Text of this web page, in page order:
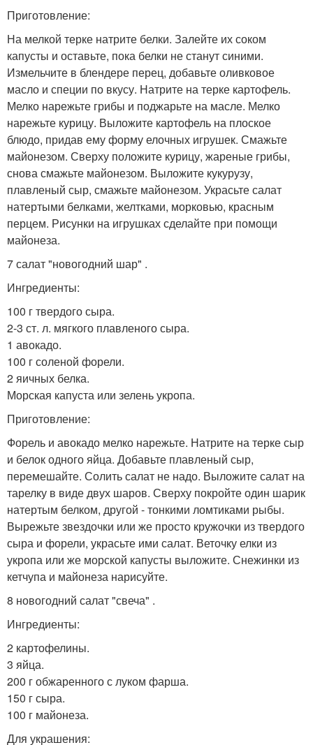
Приготовление:
На мелкой терке натрите белки. Залейте их соком
капусты и оставьте, пока белки не станут синими.
Измельчите в блендере перец, добавьте оливковое
масло и специи по вкусу. Натрите на терке картофель.
Мелко нарежьте грибы и поджарьте на масле. Мелко
нарежьте курицу. Выложите картофель на плоское
блюдо, придав ему форму елочных игрушек. Смажьте
майонезом. Сверху положите курицу, жареные грибы,
снова смажьте майонезом. Выложите кукурузу,
плавленый сыр, смажьте майонезом. Украсьте салат
натертыми белками, желтками, морковью, красным
перцем. Рисунки на игрушках сделайте при помощи
майонеза.
7 салат "новогодний шар" .
Ингредиенты:
100 г твердого сыра.
2-3 ст. л. мягкого плавленого сыра.
1 авокадо.
100 г соленой форели.
2 яичных белка.
Морская капуста или зелень укропа.
Приготовление:
Форель и авокадо мелко нарежьте. Натрите на терке сыр
и белок одного яйца. Добавьте плавленый сыр,
перемешайте. Солить салат не надо. Выложите салат на
тарелку в виде двух шаров. Сверху покройте один шарик
натертым белком, другой - тонкими ломтиками рыбы.
Вырежьте звездочки или же просто кружочки из твердого
сыра и форели, украсьте ими салат. Веточку елки из
укропа или же морской капусты выложите. Снежинки из
кетчупа и майонеза нарисуйте.
8 новогодний салат "свеча" .
Ингредиенты:
2 картофелины.
3 яйца.
200 г обжаренного с луком фарша.
150 г сыра.
100 г майонеза.
Для украшения: